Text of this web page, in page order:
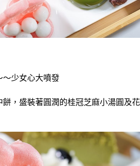
～少女心大噴發
，盛裝著圓潤的桂冠芝麻小湯圓及花